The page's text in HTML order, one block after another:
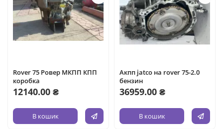
Rover 75 Ровер МКПП КПП
коробка
12140.00 ₴
В кошик
Акпп jatco на rover 75-2.0
бензин
36959.00 ₴
В кошик